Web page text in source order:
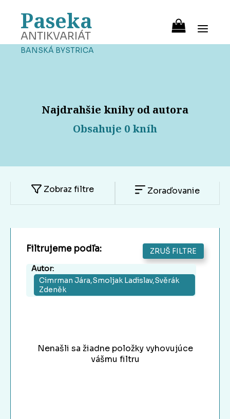
Paseka
ANTIKVARIÁT
BANSKÁ BYSTRICA
Najdrahšie knihy od autora
Obsahuje 0 kníh
Zobraz filtre Zoraďovanie
Filtrujeme podľa:
ZRUŠ FILTRE
Autor:
Cimrman Jára,Smoljak Ladislav,Svěrák
Zdeněk
Nenašli sa žiadne položky vyhovujúce
vášmu filtru